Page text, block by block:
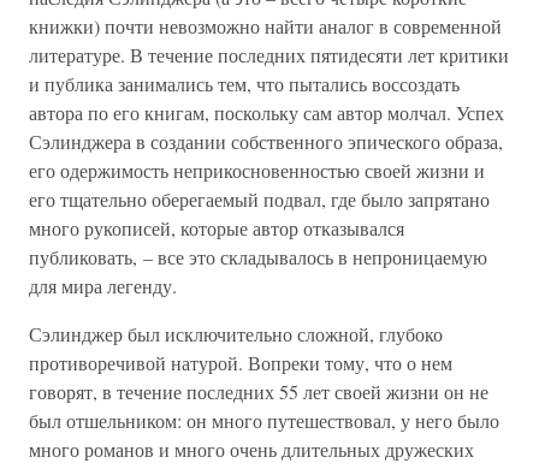
книжки) почти невозможно найти аналог в современной
литературе. В течение последних пятидесяти лет критики
и публика занимались тем, что пытались воссоздать
автора по его книгам, поскольку сам автор молчал. Успех
Сэлинджера в создании собственного эпического образа,
его одержимость неприкосновенностью своей жизни и
его тщательно оберегаемый подвал, где было запрятано
много рукописей, которые автор отказывался
публиковать, – все это складывалось в непроницаемую
для мира легенду.
Сэлинджер был исключительно сложной, глубоко
противоречивой натурой. Вопреки тому, что о нем
говорят, в течение последних 55 лет своей жизни он не
был отшельником: он много путешествовал, у него было
много романов и много очень длительных дружеских